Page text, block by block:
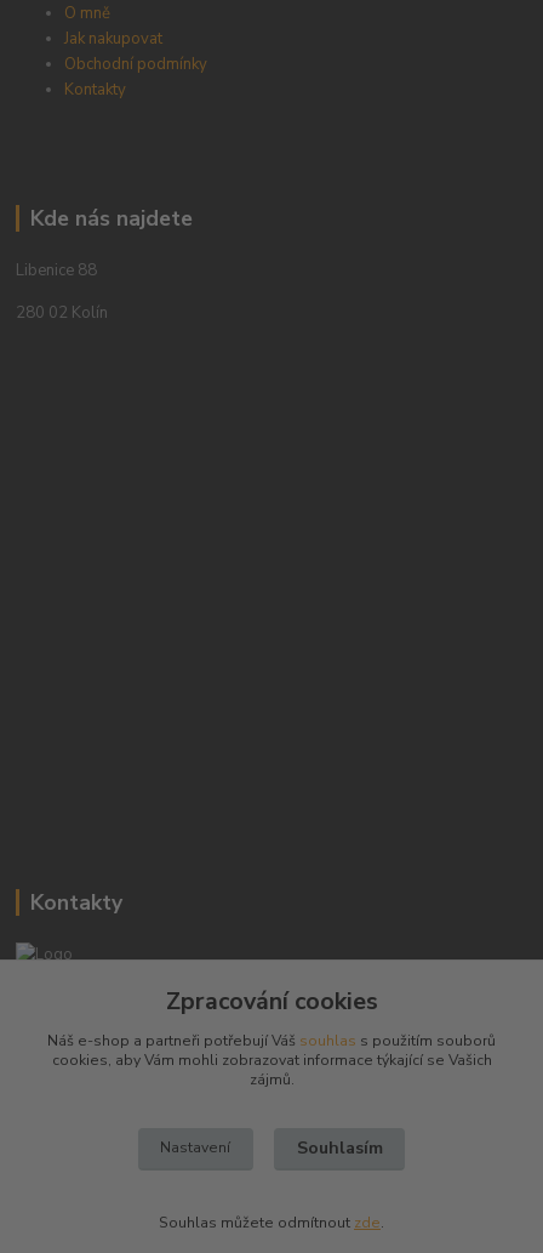
O mně
Jak nakupovat
Obchodní podmínky
Kontakty
Kde nás najdete
Libenice 88
280 02 Kolín
Kontakty
+420 603794370
zbranenaboje@seznam.cz
Zpracování cookies
Náš e-shop a partneři potřebují Váš souhlas s použitím souborů
cookies, aby Vám mohli zobrazovat informace týkající se Vašich
zájmů.
Nastavení Souhlasím
Souhlas můžete odmítnout zde.